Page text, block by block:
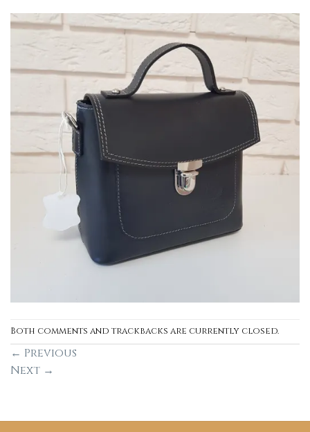
Both comments and trackbacks are currently closed.
← Previous
Next →